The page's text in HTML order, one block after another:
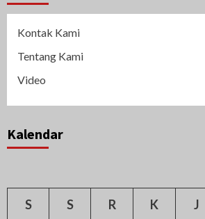
Kontak Kami
Tentang Kami
Video
Kalendar
S S R K J